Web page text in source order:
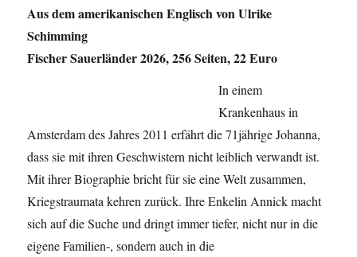
Aus dem amerikanischen Englisch von Ulrike
Schimming
Fischer Sauerländer 2026, 256 Seiten, 22 Euro
In einem
Krankenhaus in
Amsterdam des Jahres 2011 erfährt die 71jährige Johanna,
dass sie mit ihren Geschwistern nicht leiblich verwandt ist.
Mit ihrer Biographie bricht für sie eine Welt zusammen,
Kriegstraumata kehren zurück. Ihre Enkelin Annick macht
sich auf die Suche und dringt immer tiefer, nicht nur in die
eigene Familien-, sondern auch in die